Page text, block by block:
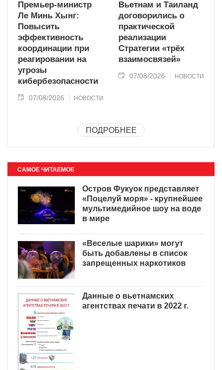
Премьер-министр
Ле Минь Хынг:
Повысить
эффективность
координации при
реагировании на
угрозы
кибербезопасности
07/08/2026 НОВОСТИ
Вьетнам и Таиланд
договорились о
практической
реализации
Стратегии «трёх
взаимосвязей»
07/08/2026 НОВОСТИ
ПОДРОБНЕЕ
САМОЕ ЧИТАЕМОЕ
Остров Фукуок представляет
«Поцелуй моря» - крупнейшее
мультимедийное шоу на воде
в мире
«Веселые шарики» могут
быть добавлены в список
запрещенных наркотиков
Данные о вьетнамских
агентствах печати в 2022 г.